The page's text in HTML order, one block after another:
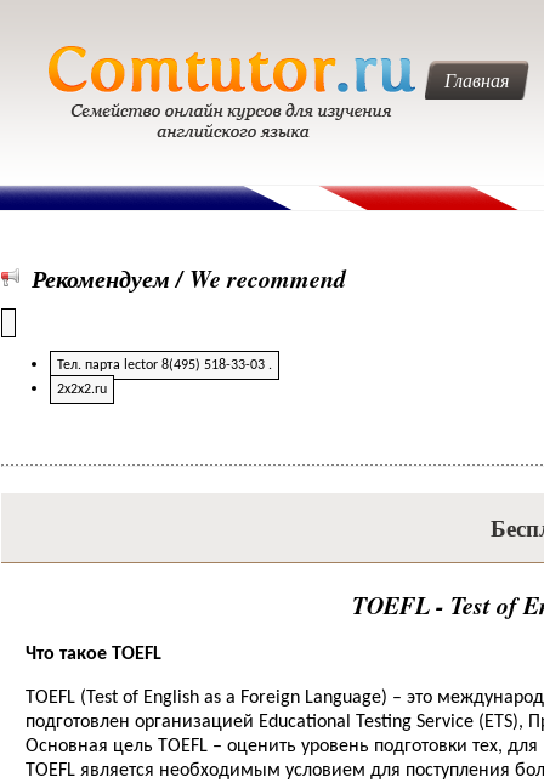
Главная
Рекомендуем / We recommend
Тел. парта lector 8(495) 518-33-03 .
2x2x2.ru
TOEFL - Test of
Что такое TOEFL
TOEFL (Test of English as a Foreign Language) – это
подготовлен организацией Educational Testing Service
Основная цель TOEFL – оценить уровень подготовки тех,
TOEFL является необходимым условием для поступления